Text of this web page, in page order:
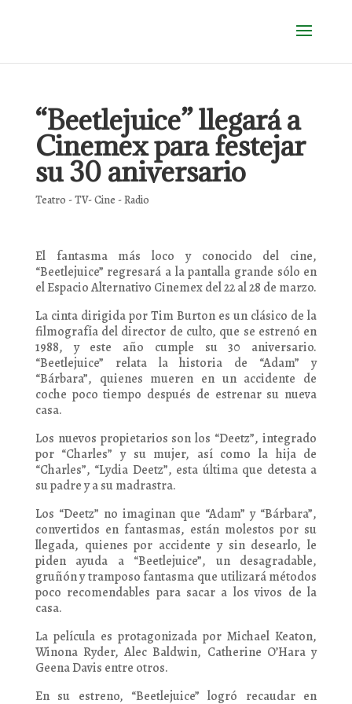
“Beetlejuice” llegará a
Cinemex para festejar
su 30 aniversario
Teatro - TV- Cine - Radio
El fantasma más loco y conocido del cine,
“Beetlejuice” regresará a la pantalla grande sólo en
el Espacio Alternativo Cinemex del 22 al 28 de marzo.
La cinta dirigida por Tim Burton es un clásico de la
filmografía del director de culto, que se estrenó en
1988, y este año cumple su 30 aniversario.
“Beetlejuice” relata la historia de “Adam” y
“Bárbara”, quienes mueren en un accidente de
coche poco tiempo después de estrenar su nueva
casa.
Los nuevos propietarios son los “Deetz”, integrado
por “Charles” y su mujer, así como la hija de
“Charles”, “Lydia Deetz”, esta última que detesta a
su padre y a su madrastra.
Los “Deetz” no imaginan que “Adam” y “Bárbara”,
convertidos en fantasmas, están molestos por su
llegada, quienes por accidente y sin desearlo, le
piden ayuda a “Beetlejuice”, un desagradable,
gruñón y tramposo fantasma que utilizará métodos
poco recomendables para sacar a los vivos de la
casa.
La película es protagonizada por Michael Keaton,
Winona Ryder, Alec Baldwin, Catherine O’Hara y
Geena Davis entre otros.
En su estreno, “Beetlejuice” logró recaudar en